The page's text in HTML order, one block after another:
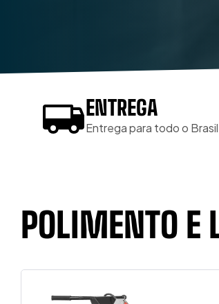
ENTREGA
Entrega para todo o
POLIMENTO E